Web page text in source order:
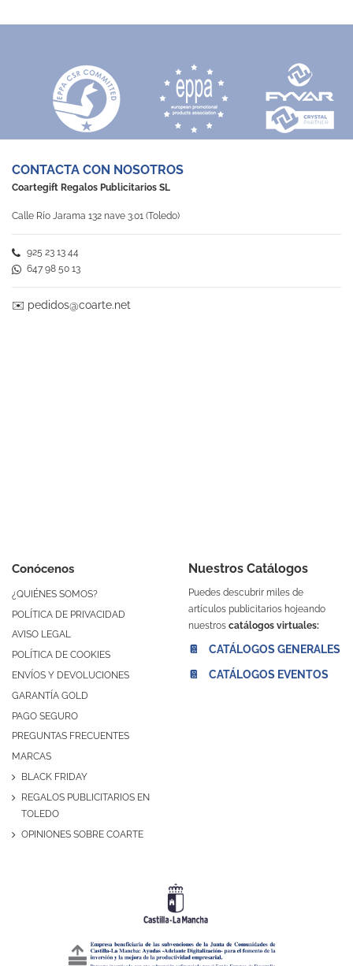
Conócenos
¿QUIÉNES SOMOS?
POLÍTICA DE PRIVACIDAD
AVISO LEGAL
POLÍTICA DE COOKIES
ENVÍOS Y DEVOLUCIONES
GARANTÍA GOLD
PAGO SEGURO
PREGUNTAS FRECUENTES
MARCAS
BLACK FRIDAY
REGALOS PUBLICITARIOS EN
TOLEDO
OPINIONES SOBRE COARTE
Nuestros Catálogos
Puedes descubrir miles de
artículos publicitarios hojeando
nuestros catálogos virtuales:
📔 CATÁLOGOS GENERALES
📔 CATÁLOGOS EVENTOS
CONTACTA CON NOSOTROS
Coartegift Regalos Publicitarios SL
Calle Río Jarama 132 nave 3.01 (Toledo)
925 23 13 44
647 98 50 13
✉️ pedidos@coarte.net